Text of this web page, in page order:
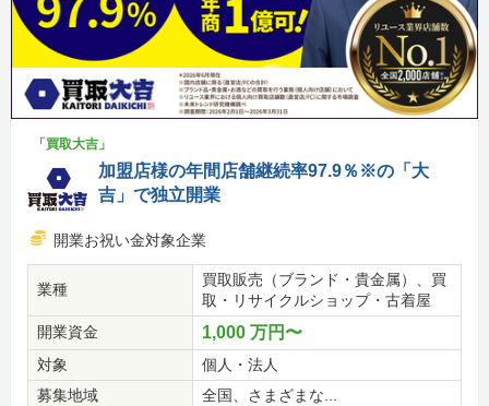
「買取大吉」
加盟店様の年間店舗継続率97.9％※の「大
吉」で独立開業
開業お祝い金対象企業
業種
買取販売（ブランド・貴金属）、買
取・リサイクルショップ・古着屋
開業資金
1,000 万円〜
対象
個人・法人
募集地域
全国、さまざまな...